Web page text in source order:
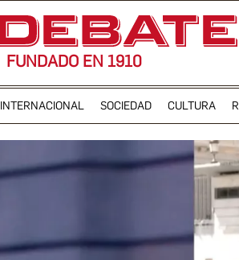
FUNDADO EN 1910
INTERNACIONAL SOCIEDAD CULTURA